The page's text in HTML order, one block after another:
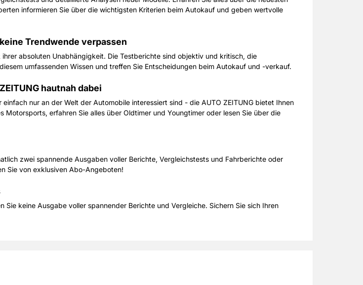
informieren Sie über die wichtigsten Kriterien beim Autokauf und geben wertvolle
Trendwende verpassen
absoluten Unabhängigkeit. Die Testberichte sind objektiv und kritisch, die
umfassenden Wissen und treffen Sie Entscheidungen beim Autokauf und -verkauf.
hautnah dabei
nur an der Welt der Automobile interessiert sind - die AUTO ZEITUNG bietet Ihnen
erfahren Sie alles über Oldtimer und Youngtimer oder lesen Sie über die
zwei spannende Ausgaben voller Berichte, Vergleichstests und Fahrberichte oder
Sie von exklusiven Abo-Angeboten!
keine Ausgabe voller spannender Berichte und Vergleiche. Sichern Sie sich Ihren